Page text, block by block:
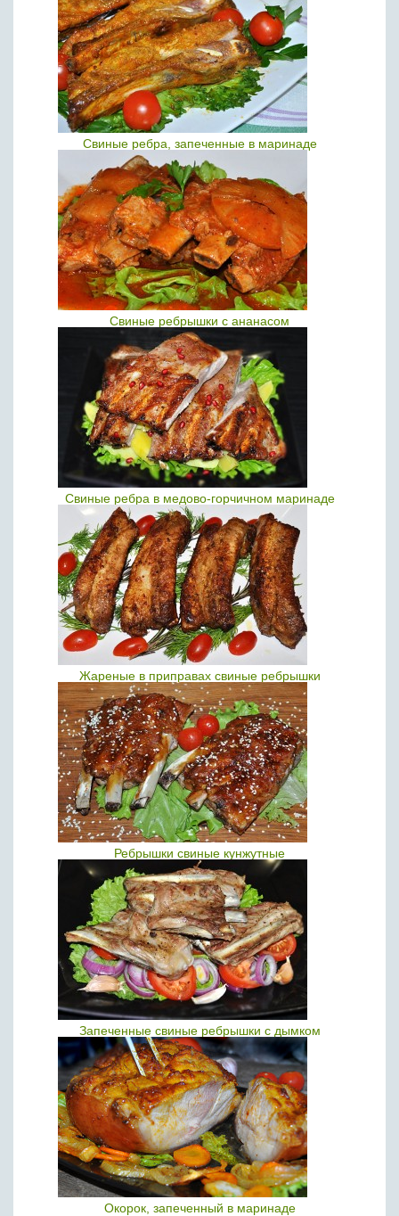
Свиные ребра, запеченные в маринаде
Свиные ребрышки с ананасом
Свиные ребра в медово-горчичном маринаде
Жареные в приправах свиные ребрышки
Ребрышки свиные кунжутные
Запеченные свиные ребрышки с дымком
Окорок, запеченный в маринаде